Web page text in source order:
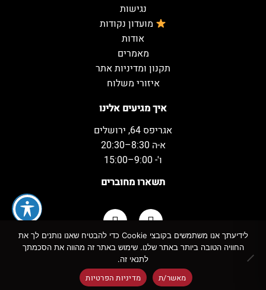
איך מגיעים אלינו
אגריפס 64, ירושלים
א-ה 8:30–20:30
ו'- 9:00–15:00
תשארו מחוברים
נגישות
מועדון נקודות
אודות
מאמרים
תקנון ומדיניות אתר
איזורי משלוח
צריכה מופרזת של אלכוהול מסכנת חיים ומזיקה לבריאות
כל הזכויות שמורות למשקאות המשמח ©
לידיעתך אנו משתמשים בקובצי Cookie כדי להבטיח שאנו נותנים לך את
החוויה הטובה ביותר באתר שלנו. שימוש באתר זה מהווה את הסכמתך
לתנאי זה.
מאשר/ת מדיניות הפרטיות